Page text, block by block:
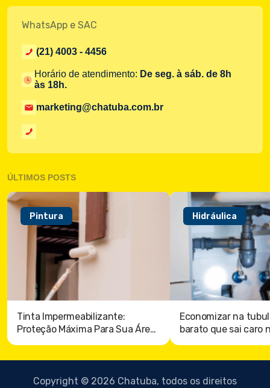
WhatsApp e SAC
(21) 4003 - 4456
Horário de atendimento: De seg. à sáb. de 8h
às 18h.
marketing@chatuba.com.br
ÚLTIMOS POSTS
Pintura
Tinta Impermeabilizante:
Proteção Máxima Para Sua Área
Hidráulica
Economizar na
barato que sai caro
Copyright © 2026 Chatuba, todos os direitos